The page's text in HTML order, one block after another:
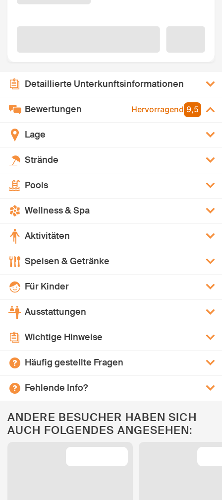
Detaillierte Unterkunftsinformationen
Bewertungen Hervorragend 9,5
Lage
Strände
Pools
Wellness & Spa
Aktivitäten
Speisen & Getränke
Für Kinder
Ausstattungen
Wichtige Hinweise
Häufig gestellte Fragen
Fehlende Info?
ANDERE BESUCHER HABEN SICH
AUCH FOLGENDES ANGESEHEN: